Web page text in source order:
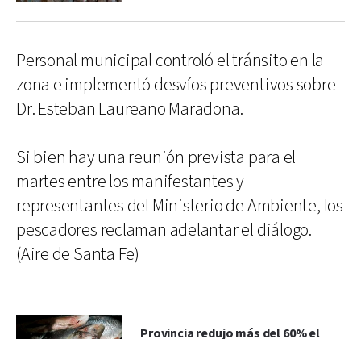
Personal municipal controló el tránsito en la
zona e implementó desvíos preventivos sobre
Dr. Esteban Laureano Maradona.
Si bien hay una reunión prevista para el
martes entre los manifestantes y
representantes del Ministerio de Ambiente, los
pescadores reclaman adelantar el diálogo.
(Aire de Santa Fe)
Provincia redujo más del 60% el